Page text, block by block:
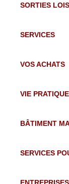
SORTIES
SERVICES
VOS ACHATS
VIE PRATIQUE
BÂTIMENT
SERVICES